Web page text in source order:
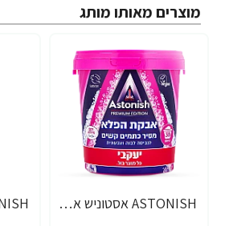
מוצרים מאותו מותג
ASTONISH אסטוניש אבקת הפלא מסיר כתמים קשים משקל 825 גרם - מבית יעקבי